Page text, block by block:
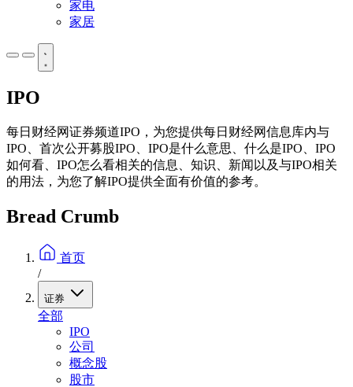
家电
家居
IPO
每日财经网证券频道IPO，为您提供每日财经网信息库内与
IPO、首次公开募股IPO、IPO是什么意思、什么是IPO、IPO
如何看、IPO怎么看相关的信息、知识、新闻以及与IPO相关
的用法，为您了解IPO提供全面有价值的参考。
Bread Crumb
首页
/
证券
全部
IPO
公司
概念股
股市